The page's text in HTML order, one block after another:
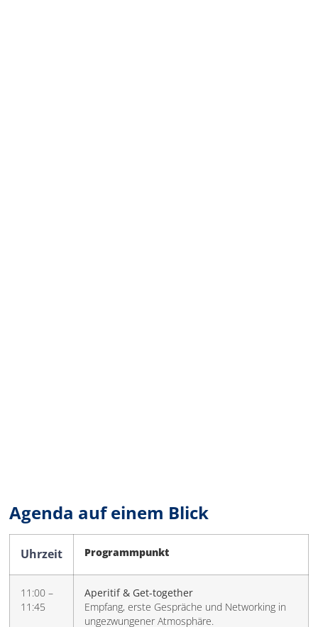
Agenda auf einem Blick
Uhrzeit Programmpunkt
11:00 –
11:45
Aperitif & Get-together
Empfang, erste Gespräche und Networking in
ungezwungener Atmosphäre.